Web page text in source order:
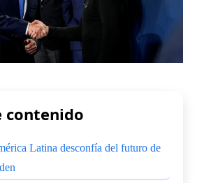
contenido
Latina desconfía del futuro de